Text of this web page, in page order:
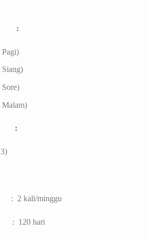
:
Siang)
Malam)
:
minggu
120 hari